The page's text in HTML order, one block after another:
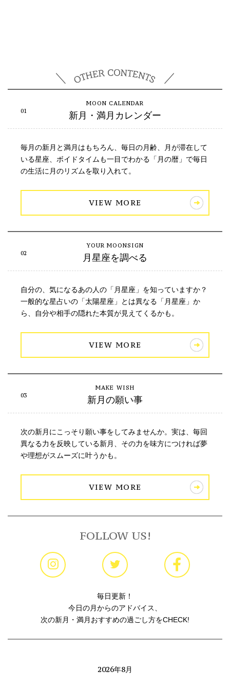
新月・満月カレンダー
毎月の新月と満月はもちろん、毎日の月齢、月が滞在して
いる星座、ボイドタイムも一目でわかる「月の暦」で毎日
の生活に月のリズムを取り入れて。
VIEW MORE
月星座を調べる
自分の、気になるあの人の「月星座」を知っていますか？
一般的な星占いの「太陽星座」とは異なる「月星座」か
ら、自分や相手の隠れた本質が見えてくるかも。
VIEW MORE
新月の願い事
次の新月にこっそり願い事をしてみませんか。実は、毎回
異なる力を反映している新月、その力を味方につければ夢
や理想がスムーズに叶うかも。
VIEW MORE
FOLLOW US!
毎日更新！
今日の月からのアドバイス、
次の新月・満月おすすめの過ごし方をCHECK!
2026年8月